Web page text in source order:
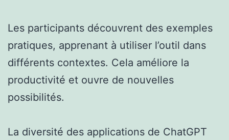
Les participants découvrent des exemples
pratiques, apprenant à utiliser l’outil dans
différents contextes. Cela améliore la
productivité et ouvre de nouvelles
possibilités.
La diversité des applications de ChatGPT